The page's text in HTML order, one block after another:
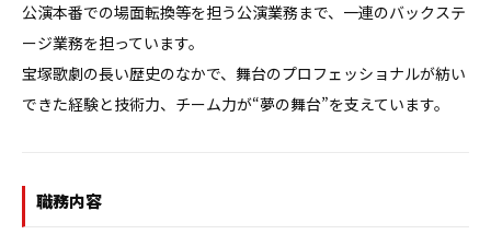
公演本番での場面転換等を担う公演業務まで、一連のバックステ
ージ業務を担っています。
宝塚歌劇の長い歴史のなかで、舞台のプロフェッショナルが紡い
できた経験と技術力、チーム力が“夢の舞台”を支えています。
職務内容